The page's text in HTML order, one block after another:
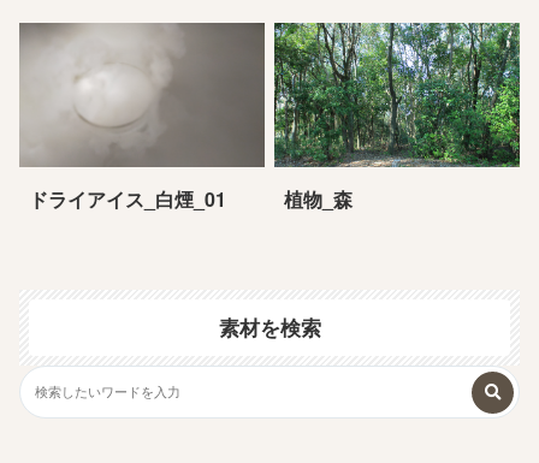
ドライアイス_白煙_01 植物_森
素材を検索